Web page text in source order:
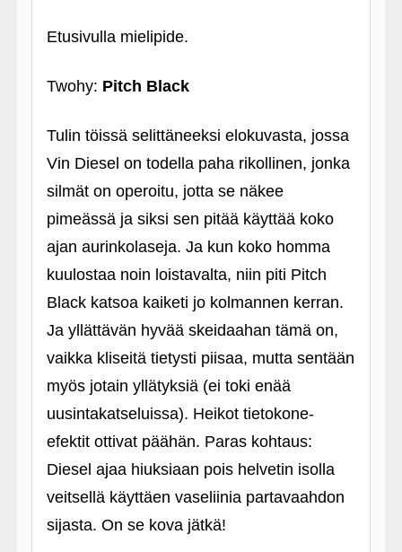
Etusivulla mielipide.
Twohy: Pitch Black
Tulin töissä selittäneeksi elokuvasta, jossa
Vin Diesel on todella paha rikollinen, jonka
silmät on operoitu, jotta se näkee
pimeässä ja siksi sen pitää käyttää koko
ajan aurinkolaseja. Ja kun koko homma
kuulostaa noin loistavalta, niin piti Pitch
Black katsoa kaiketi jo kolmannen kerran.
Ja yllättävän hyvää skeidaahan tämä on,
vaikka kliseitä tietysti piisaa, mutta sentään
myös jotain yllätyksiä (ei toki enää
uusintakatseluissa). Heikot tietokone-
efektit ottivat päähän. Paras kohtaus:
Diesel ajaa hiuksiaan pois helvetin isolla
veitsellä käyttäen vaseliinia partavaahdon
sijasta. On se kova jätkä!